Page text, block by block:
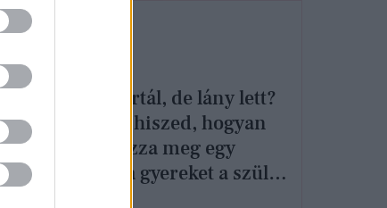
Fiút vártál, de lány lett?
El sem hiszed, hogyan
határozza meg egy
életre a gyereket a szülői